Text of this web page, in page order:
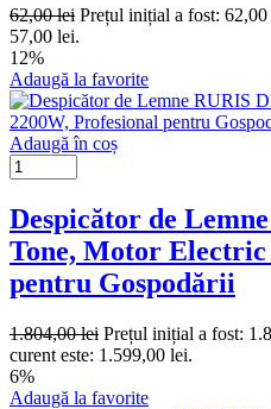
62,00lei Prețul inițial a fost: 62,00
57,00 lei.
12%
Adaugă la favorite
Adaugă în coș
Despicător de
Tone, Motor Electric
pentru Gospodării
1.804,00lei Prețul inițial a fost:
curent este: 1.599,00 lei.
6%
Adaugă la favorite